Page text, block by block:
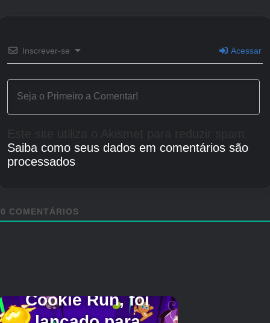
Inc.
Créditos Autor
Inscrever-se Acessar
Saiba como seus dados em comentários são
processados.
0 COMENTÁRIOS